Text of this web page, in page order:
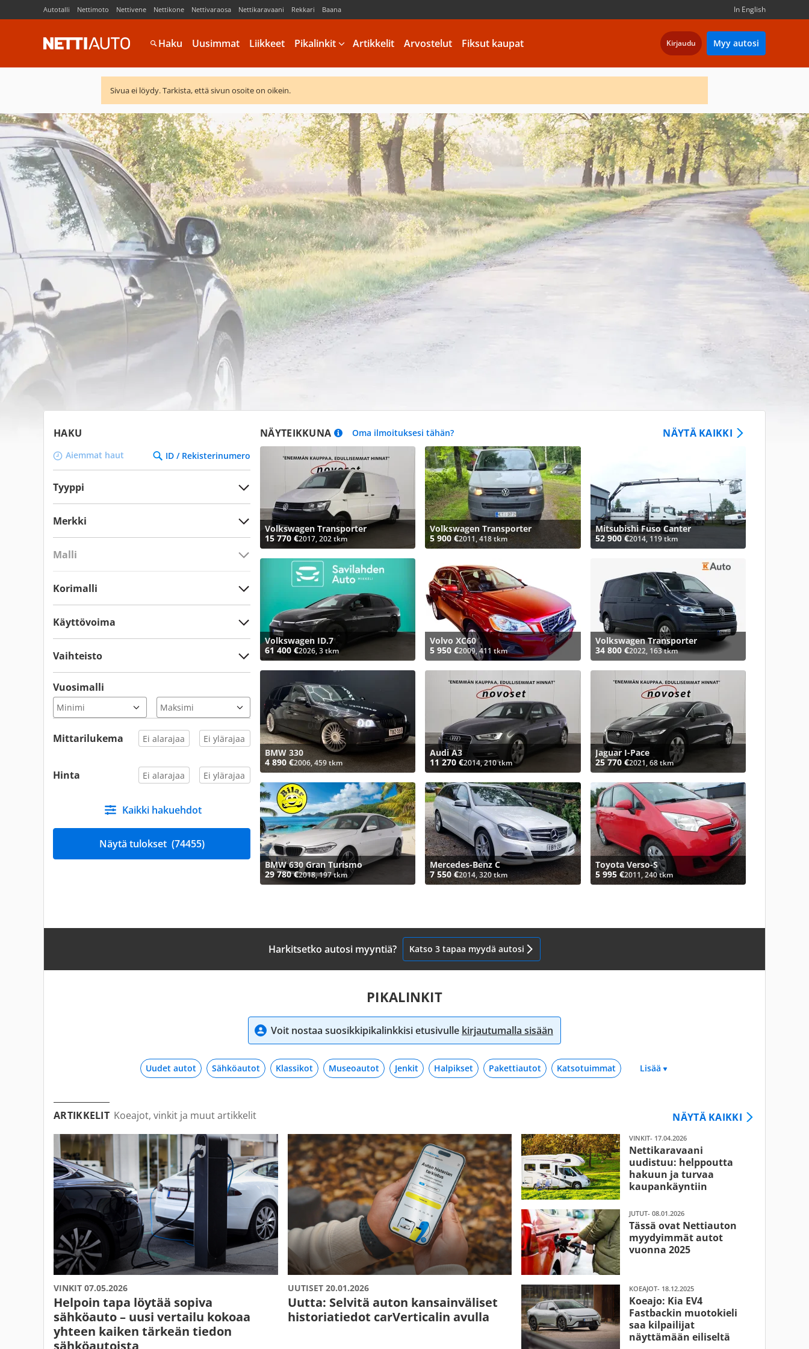
Autotalli Nettimoto Nettivene Nettikone Nettivaraosa Nettikaravaani Rekkari Baana In English
Haku Uusimmat Liikkeet Pikalinkit Artikkelit Arvostelut Fiksut kaupat Kirjaudu Myy autosi
Sivua ei löydy. Tarkista, että sivun osoite on oikein.
HAKU
Aiemmat haut ID / Rekisterinumero
Tyyppi
Merkki
Malli
Korimalli
Käyttövoima
Vaihteisto
Vuosimalli
Mittarilukema
Hinta
Kaikki hakuehdot
Näytä tulokset (74455)
NÄYTEIKKUNA Oma ilmoituksesi tähän? NÄYTÄ KAIKKI
Volkswagen Transporter
15 770 €2017, 202 tkm
Volkswagen Transporter
5 900 €2011, 418 tkm
Mitsubishi Fuso Canter
52 900 €2014, 119 tkm
Volkswagen ID.7
61 400 €2026, 3 tkm
Volvo XC60
5 950 €2009, 411 tkm
Volkswagen Transporter
34 800 €2022, 163 tkm
BMW 330
4 890 €2006, 459 tkm
Audi A3
11 270 €2014, 210 tkm
Jaguar I-Pace
25 770 €2021, 68 tkm
BMW 630 Gran Turismo
29 780 €2018, 197 tkm
Mercedes-Benz C
7 550 €2014, 320 tkm
Toyota Verso-S
5 995 €2011, 240 tkm
Harkitsetko autosi myyntiä? Katso 3 tapaa myydä autosi
PIKALINKIT
Voit nostaa suosikkipikalinkkisi etusivulle kirjautumalla sisään
Uudet autot Sähköautot Klassikot Museoautot Jenkit Halpikset Pakettiautot Katsotuimmat
ARTIKKELIT Koeajot, vinkit ja muut artikkelit NÄYTÄ KAIKKI
VINKIT 07.05.2026
Helpoin tapa löytää sopiva
sähköauto – uusi vertailu kokoaa
yhteen kaiken tärkeän tiedon
sähköautoista
UUTISET 20.01.2026
Uutta: Selvitä auton kansainväliset
historiatiedot carVerticalin avulla
VINKIT- 17.04.2026
Nettikaravaani
uudistuu: helppoutta
hakuun ja turvaa
kaupankäyntiin
JUTUT- 08.01.2026
Tässä ovat Nettiauton
myydyimmät autot
vuonna 2025
KOEAJOT- 18.12.2025
Koeajo: Kia EV4
Fastbackin muotokieli
saa kilpailijat
näyttämään eiliseltä